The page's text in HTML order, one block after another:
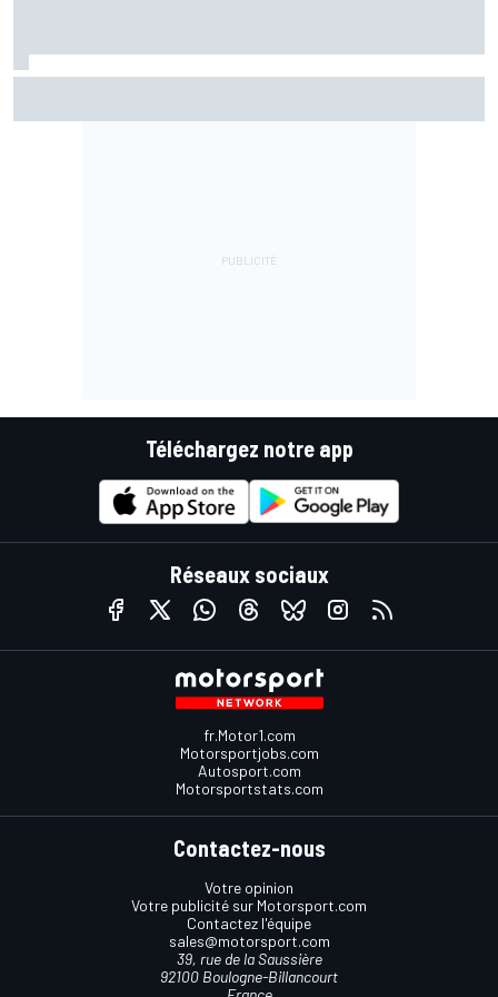
Téléchargez notre app
Réseaux sociaux
fr.Motor1.com
Motorsportjobs.com
Autosport.com
Motorsportstats.com
Contactez-nous
Votre opinion
Votre publicité sur Motorsport.com
Contactez l'équipe
sales@motorsport.com
39, rue de la Saussière
92100 Boulogne-Billancourt